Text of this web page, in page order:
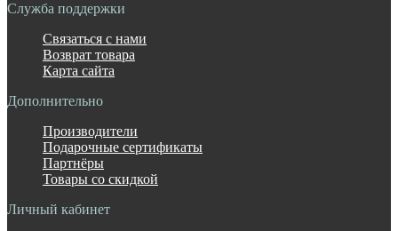
Служба поддержки
Связаться с нами
Возврат товара
Карта сайта
Дополнительно
Производители
Подарочные сертификаты
Партнёры
Товары со скидкой
Личный кабинет